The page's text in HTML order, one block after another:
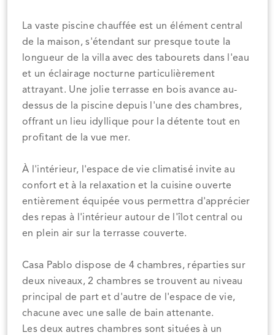
La vaste piscine chauffée est un élément central
de la maison, s'étendant sur presque toute la
longueur de la villa avec des tabourets dans l'eau
et un éclairage nocturne particulièrement
attrayant. Une jolie terrasse en bois avance au-
dessus de la piscine depuis l'une des chambres,
offrant un lieu idyllique pour la détente tout en
profitant de la vue mer.
À l'intérieur, l'espace de vie climatisé invite au
confort et à la relaxation et la cuisine ouverte
entièrement équipée vous permettra d'apprécier
des repas à l'intérieur autour de l'îlot central ou
en plein air sur la terrasse couverte.
Casa Pablo dispose de 4 chambres, réparties sur
deux niveaux, 2 chambres se trouvent au niveau
principal de part et d'autre de l'espace de vie,
chacune avec une salle de bain attenante.
Les deux autres chambres sont situées à un